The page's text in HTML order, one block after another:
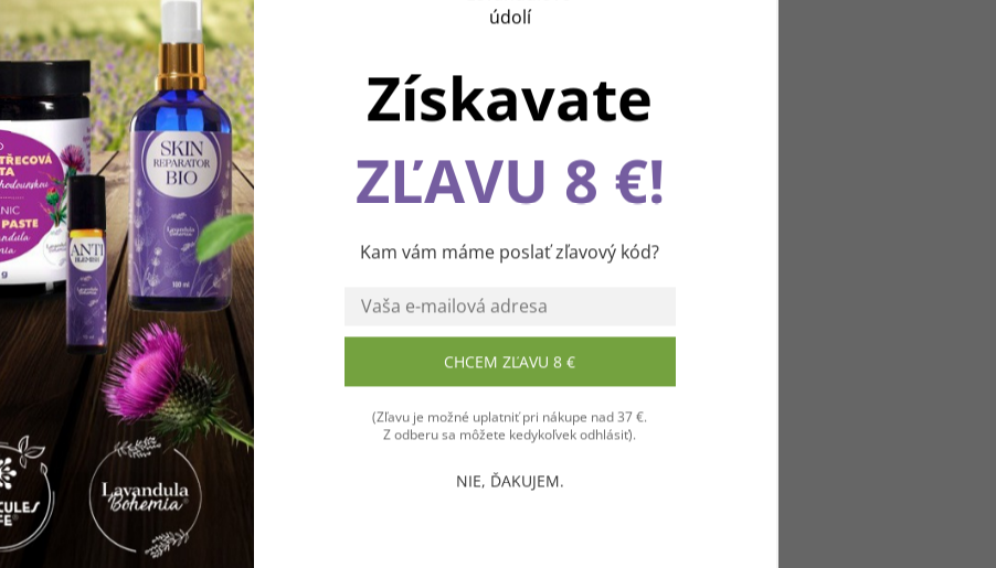
Používame cookies, aby sme vám spríjemnili pohodlnú cestu
webom Levanduľového údolia. Vďaka vašim podnetom
neustále zlepšujeme jeho funkcie, výkon a prehľadnosť.
Ďakujeme a prajeme vám príjemný zážitok! 💜
Súhlasím
Získavate
ZĽAVU 8 €!
Kam vám máme poslať zľavový kód?
CHCEM ZĽAVU 8 €
(Zľavu je možné uplatniť pri nákupe nad 37 €.
Z odberu sa môžete kedykoľvek odhlásiť).
NIE, ĎAKUJEM.